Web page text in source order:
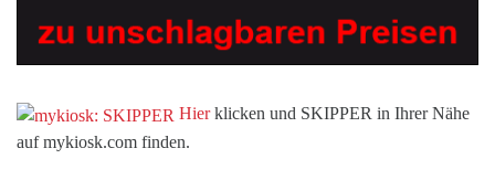
Hierklicken und SKIPPER in Ihrer Nähe
auf mykiosk.com finden.